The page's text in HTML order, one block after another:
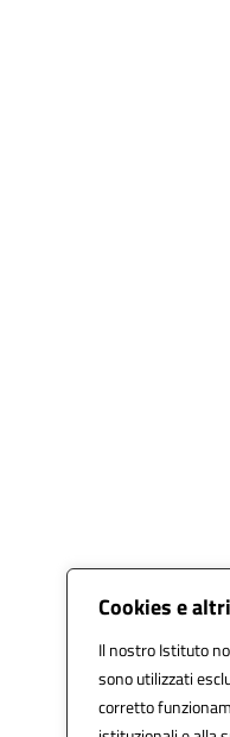
Cookies e
Il nostro Istituto
sono utilizzati
corretto